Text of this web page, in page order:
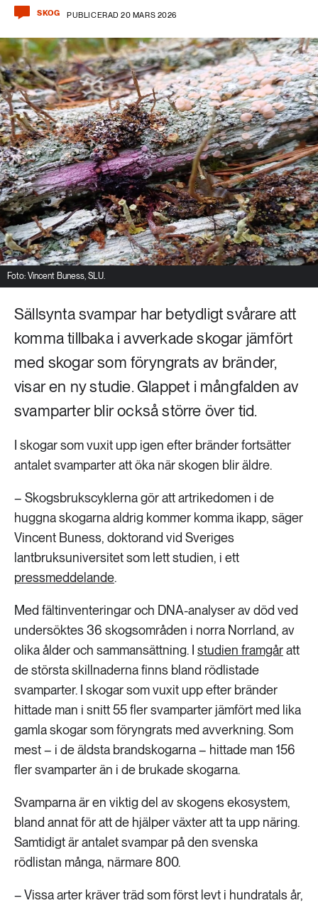
SKOG PUBLICERAD 20 MARS 2026
Foto: Vincent Buness, SLU.
Sällsynta svampar har betydligt svårare att
komma tillbaka i avverkade skogar jämfört
med skogar som föryngrats av bränder,
visar en ny studie. Glappet i mångfalden av
svamparter blir också större över tid.
I skogar som vuxit upp igen efter bränder fortsätter
antalet svamparter att öka när skogen blir äldre.
– Skogsbrukscyklerna gör att artrikedomen i de
huggna skogarna aldrig kommer komma ikapp, säger
Vincent Buness, doktorand vid Sveriges
lantbruksuniversitet som lett studien, i ett
pressmeddelande.
Med fältinventeringar och DNA-analyser av död ved
undersöktes 36 skogsområden i norra Norrland, av
olika ålder och sammansättning. I studien framgåratt
de största skillnaderna finns bland rödlistade
svamparter. I skogar som vuxit upp efter bränder
hittade man i snitt 55 fler svamparter jämfört med lika
gamla skogar som föryngrats med avverkning. Som
mest – i de äldsta brandskogarna – hittade man 156
fler svamparter än i de brukade skogarna.
Svamparna är en viktig del av skogens ekosystem,
bland annat för att de hjälper växter att ta upp näring.
Samtidigt är antalet svampar på den svenska
rödlistan många, närmare 800.
– Vissa arter kräver träd som först levt i hundratals år,